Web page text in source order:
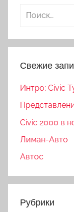
Свежие
Интро: Civic
Civic 2000 в
Лиман-Авто
Автос
Рубрики